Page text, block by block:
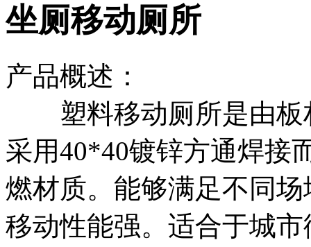
坐厕移动厕所
产品概述：
塑料移动厕所是由板
采用40*40镀锌方通焊接
燃材质。能够满足不同
移动性能强。适合于城